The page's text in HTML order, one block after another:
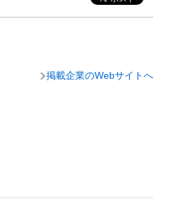
掲載企業のWebサイトへ